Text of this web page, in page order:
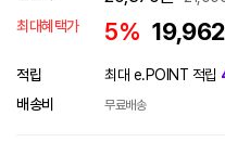
최대혜택가
5% 19,962
적립 최대 e.POINT 적립
배송비
무료배송